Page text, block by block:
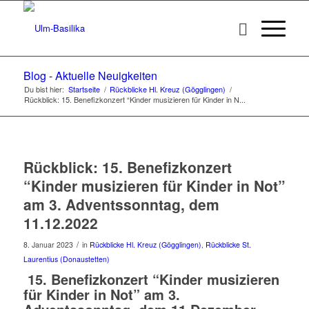
Blog - Aktuelle Neuigkeiten
Du bist hier: Startseite / Rückblicke Hl. Kreuz (Gögglingen) /
Rückblick: 15. Benefizkonzert “Kinder musizieren für Kinder in N...
Rückblick: 15. Benefizkonzert
“Kinder musizieren für Kinder in Not”
am 3. Adventssonntag, dem
11.12.2022
8. Januar 2023 / in Rückblicke Hl. Kreuz (Gögglingen), Rückblicke St.
Laurentius (Donaustetten)
15. Benefizkonzert “Kinder musizieren
für Kinder in Not” am 3.